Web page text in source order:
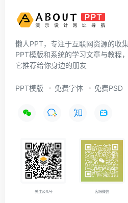
懒人PPT，专注于互联网资源的收
PPT模版和系统的学习文章与教程
它推荐给你身边的朋友
PPT模版 免费字体 免费PSD
关注公众号 客服微信